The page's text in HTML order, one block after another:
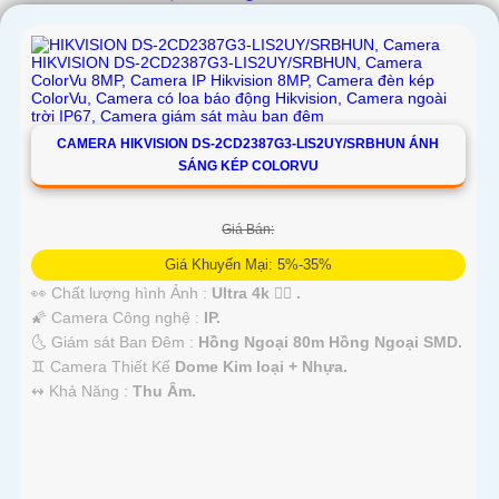
CAMERA HIKVISION DS-2CD2387G3-LIS2UY/SRBHUN ÁNH
SÁNG KÉP COLORVU
Giá Bán:
Giá Khuyến Mại: 5%-35%
👀 Chất lượng hình Ảnh : Ultra 4k 👍🏾 .
🌠 Camera Công nghệ : IP.
🌜 Giám sát Ban Đêm : Hồng Ngoại 80m Hồng Ngoại SMD.
♊ Camera Thiết Kế Dome Kim loại + Nhựa.
️↭ Khả Năng : Thu Âm.